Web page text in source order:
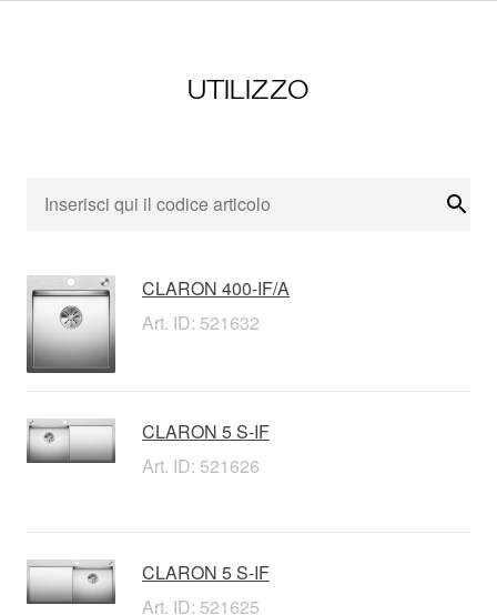
UTILIZZO
CLARON 400-IF/A
Art. ID: 521632
CLARON 5 S-IF
Art. ID: 521626
CLARON 5 S-IF
Art. ID: 521625